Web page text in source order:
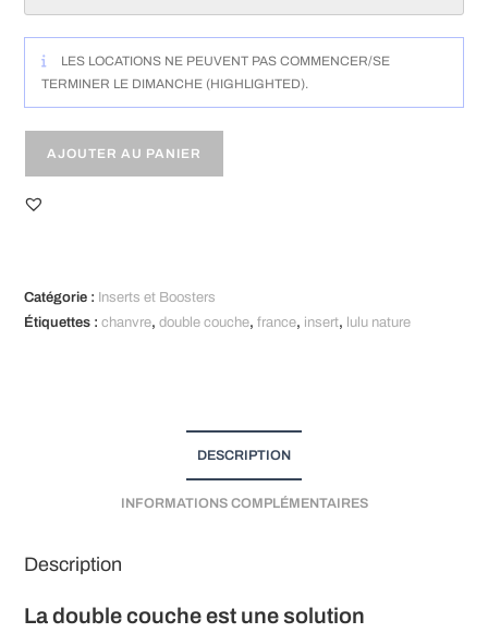
-
(10
15kg)
LES LOCATIONS NE PEUVENT PAS COMMENCER/SE
TERMINER LE DIMANCHE (HIGHLIGHTED).
AJOUTER AU PANIER
e
Catégorie : Inserts et Boosters
Étiquettes :chanvre,double couche,france, insert, lulu nature
DESCRIPTION
INFORMATIONS COMPLÉMENTAIRES
Description
La double couche est une solution